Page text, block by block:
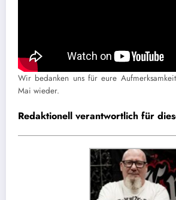
Wir bedanken uns für eure
Mai wieder.
Redaktionell verantwortlich für